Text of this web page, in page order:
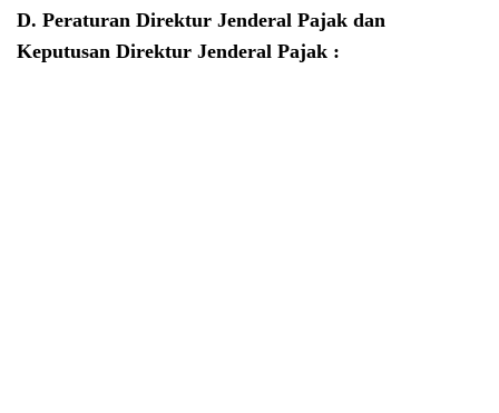
D. Peraturan Direktur Jenderal Pajak dan
Keputusan Direktur Jenderal Pajak :